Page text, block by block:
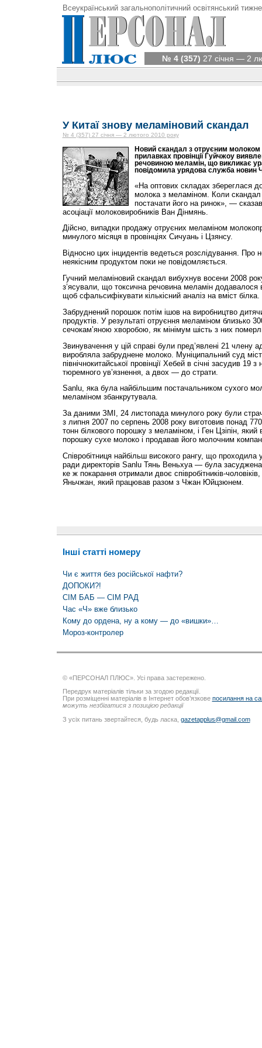
Всеукраїнський загальнополітичний освітянський
№ 4 (357) 27 січня — 2
У Китаї знову меламіновий скандал
№ 4 (357) 27 січня — 2 лютого 2010 року
Новий скандал з отруєним молоком
прилавках провінції Гуйчжоу
речовиною меламін, що викликає
повідомила урядова служба новин
«На оптових складах збереглася
молока з меламіном. Коли скандал
постачати його на ринок», —
асоціації молоковиробників Ван Дінмянь.
Дійсно, випадки продажу отруєних меламіном
минулого місяця в провінціях Сичуань і Цзянсу.
Відносно цих інцидентів ведеться розслідування. Про
неякісним продуктом поки не повідомляється.
Гучний меламіновий скандал вибухнув восени 2008
з’ясували, що токсична речовина меламін
щоб сфальсифікувати кількісний аналіз на вміст білка.
Забруднений порошок потім ішов на виробництво
продуктів. У результаті отруєння меламіном близько
сечока­м’яною хворобою, як міні­мум шість з них
Звинувачення у цій справі були пред’явлені 21 члену
виробляла забруднене молоко. Муніципальний суд
північнокитайської провінції Хебей в січні засудив 19 з
тюремного ув’язнення, а двох — до страти.
Sanlu, яка була найбільшим постачальником сухого
меламіном збанкрутувала.
За даними ЗМІ, 24 листопада минулого року були
з липня 2007 по серпень 2008 року виготовив понад
тонн білкового порошку з меламіном, і Ген Цзіпін, який
порошку сухе молоко і продавав його молочним
Співробітниця най­більш високого рангу, що
ради директорів Sanlu Тянь Веньхуа — була
ке ж покарання отримали двоє співробітників-
Яньчжан, який працював разом з Чжан Юйцзюнем.
Інші статті номеру
Чи є життя без російської нафти?
ДОПОКИ?!
СІМ БАБ — СІМ РАД
Час «Ч» вже близько
Кому до ордена, ну а кому — до «вишки»…
Мороз-контролер
© «ПЕРСОНАЛ ПЛЮС». Усі права застережено.
Передрук матеріалів тільки за згодою редакції.
При розміщенні матеріалів в Інтернет обов’язкове посилання на
можуть незбігатися з позицією редакції
З усіх питань звертайтеся, будь ласка, gazetapplus@gmail.com